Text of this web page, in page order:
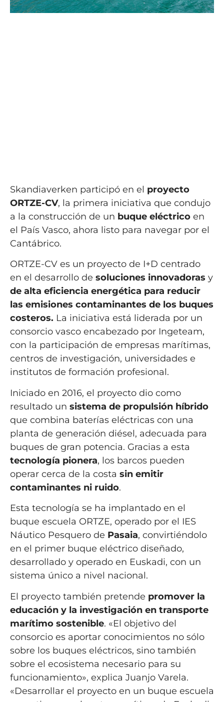
Skandiaverken participó en el proyecto
ORTZE-CV, la primera iniciativa que condujo
a la construcción de un buque eléctrico en
el País Vasco, ahora listo para navegar por el
Cantábrico.
ORTZE-CV es un proyecto de I+D centrado
en el desarrollo de soluciones innovadoras y
de alta eficiencia energética para reducir
las emisiones contaminantes de los buques
costeros. La iniciativa está liderada por un
consorcio vasco encabezado por Ingeteam,
con la participación de empresas marítimas,
centros de investigación, universidades e
institutos de formación profesional.
Iniciado en 2016, el proyecto dio como
resultado un sistema de propulsión híbrido
que combina baterías eléctricas con una
planta de generación diésel, adecuada para
buques de gran potencia. Gracias a esta
tecnología pionera, los barcos pueden
operar cerca de la costa sin emitir
contaminantes ni ruido.
Esta tecnología se ha implantado en el
buque escuela ORTZE, operado por el IES
Náutico Pesquero de Pasaia, convirtiéndolo
en el primer buque eléctrico diseñado,
desarrollado y operado en Euskadi, con un
sistema único a nivel nacional.
El proyecto también pretende promover la
educación y la investigación en transporte
marítimo sostenible. «El objetivo del
consorcio es aportar conocimientos no sólo
sobre los buques eléctricos, sino también
sobre el ecosistema necesario para su
funcionamiento», explica Juanjo Varela.
«Desarrollar el proyecto en un buque escuela